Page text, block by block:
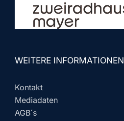
WEITERE INFORMATIONEN
Kontakt
Mediadaten
AGB´s